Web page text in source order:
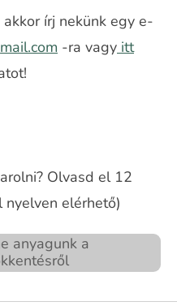
írj nekünk egy e-
-ra vagy itt
Olvasd el 12
nyelven elérhető)
anyagunk a